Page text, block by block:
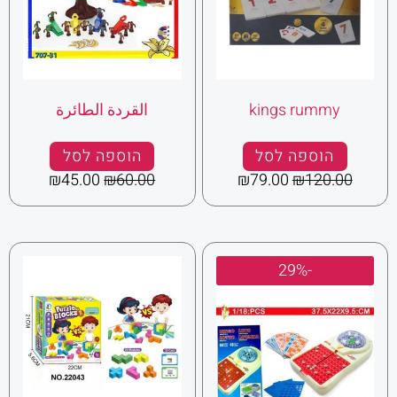
kings rummy
הוספה לסל
₪120.00
₪79.00
القردة الطائرة
הוספה לסל
₪60.00
₪45.00
-29%
המחיר
המקורי
היה:
₪120.00.
המחיר
הוא:
₪85.00.